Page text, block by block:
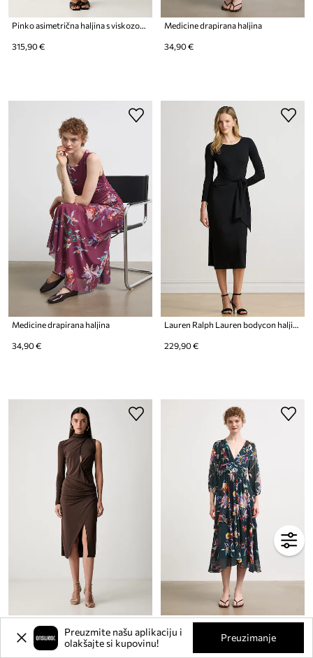
Pinko asimetrična haljina s viskozom
315,90 €
Medicine drapirana haljina
34,90 €
Medicine drapirana haljina
34,90 € 229,90 €
315,90 €
Medicine haljina A-kroja
Preuzmite našu aplikaciju i
olakšajte si kupovinu!
Preuzimanje